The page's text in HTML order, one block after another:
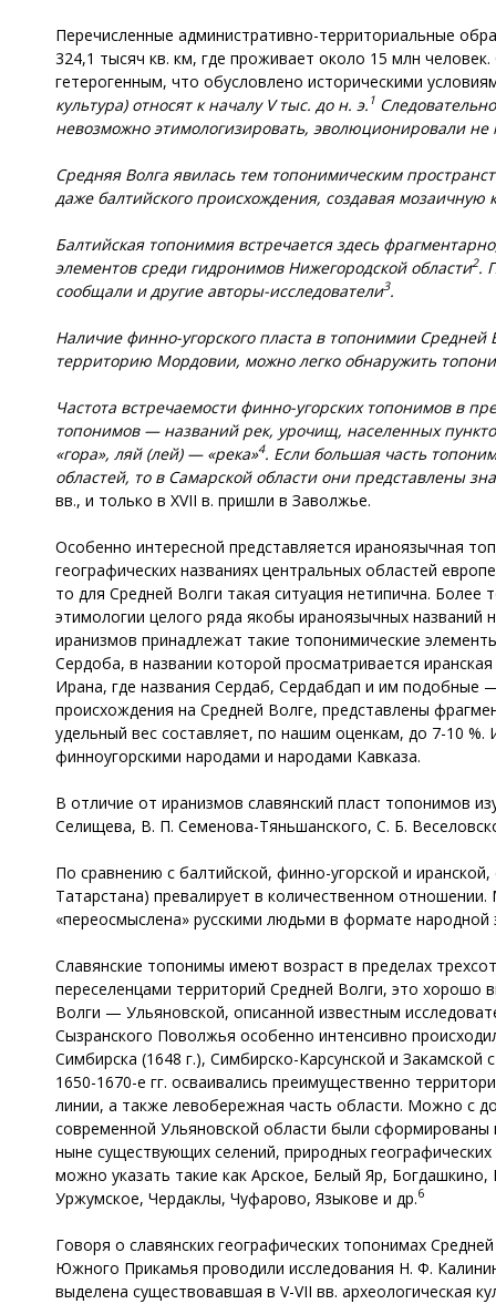
Перечисленные административно-территориальные
324,1 тысяч кв. км, где проживает около 15 млн
гетерогенным, что обусловлено историческими
культура) относят к началу V тыс. до н. э. 1
невозможно этимологизировать, эволюционировали
Средняя Волга явилась тем топонимическим
даже балтийского происхождения, создавая
Балтийская топонимия встречается здесь
элементов среди гидронимов Нижегородской области2.
сообщали и другие авторы-исследователи3.
Наличие финно-угорского пласта в топонимии Средней
территорию Мордовии, можно легко обнаружить
Частота встречаемости финно-угорских топонимов в
топонимов—названий рек, урочищ, населенных
«гора», ляй (лей)— «река»4. Если большая часть
областей, то в Самарской области они представлены
вв., и только в XVII в. пришли в Заволжье.
Особенно интересной представляется ираноязычная
географических названиях центральных областей
то для Средней Волги такая ситуация нетипична.
этимологии целого ряда якобы ираноязычных названий
иранизмов принадлежат такие топонимические
Сердоба, в названии которой просматривается
Ирана, где названия Сердаб, Сердабдап и им подобные
происхождения на Средней Волге, представлены
удельный вес составляет, по нашим оценкам, до 7-10
финноугорскими народами и народами Кавказа.
В отличие от иранизмов славянский пласт топонимов
Селищева, В. П. Семенова-Тяньшанского, С. Б.
По сравнению с балтийской, финно-угорской и
Татарстана) превалирует в количественном
«переосмыслена» русскими людьми в формате
Славянские топонимы имеют возраст в пределах
переселенцами территорий Средней Волги, это хорошо
Волги — Ульяновской, описанной известным
Сызранского Поволжья особенно интенсивно
Симбирска (1648 г.), Симбирско-Карсунской и
1650-1670-е гг. осваивались преимущественно
линии, а также левобережная часть области. Можно с
современной Ульяновской области были
ныне существующих селений, природных
можно указать такие как Арское, Белый Яр,
Уржумское, Чердаклы, Чуфарово, Языкове и др.6
Говоря о славянских географических топонимах
Южного Прикамья проводили исследования Н. Ф.
выделена существовавшая в V-VII вв. археологическая